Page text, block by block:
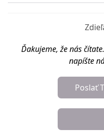
Ďakujeme, že nás
napíšte
Poslať